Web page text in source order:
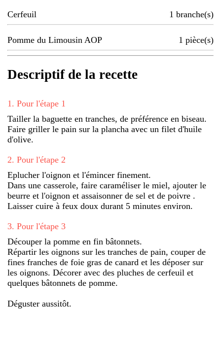
Cerfeuil 1 branche(s)
Pomme du Limousin AOP 1 pièce(s)
Descriptif de la recette
1 . Pour l'étape 1
Tailler la baguette en tranches, de préférence en biseau.
Faire griller le pain sur la plancha avec un filet d'huile
d'olive.
2. Pour l'étape 2
Eplucher l'oignon et l'émincer finement.
Dans une casserole, faire caraméliser le miel, ajouter le
beurre et l'oignon et assaisonner de sel et de poivre .
Laisser cuire à feux doux durant 5 minutes environ.
3. Pour l'étape 3
Découper la pomme en fin bâtonnets.
Répartir les oignons sur les tranches de pain, couper de
fines franches de foie gras de canard et les déposer sur
les oignons. Décorer avec des pluches de cerfeuil et
quelques bâtonnets de pomme.
Déguster aussitôt.